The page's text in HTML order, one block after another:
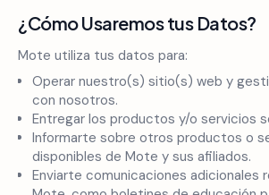
¿Cómo Usaremos tus Datos?
Mote utiliza tus datos para:
Operar nuestro(s) sitio(s) web y
con nosotros.
Entregar los productos y/o servicios
Informarte sobre otros productos o
disponibles de Mote y sus afiliados.
Enviarte comunicaciones adicionales